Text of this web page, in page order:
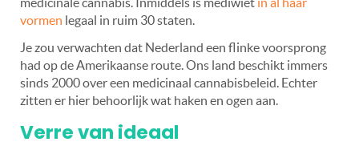
vormen legaal in ruim 30 staten.
Je zou verwachten dat Nederland een flinke voorsprong
had op de Amerikaanse route. Ons land beschikt immers
sinds 2000 over een medicinaal cannabisbeleid. Echter
zitten er hier behoorlijk wat haken en ogen aan.
Verre van ideaal